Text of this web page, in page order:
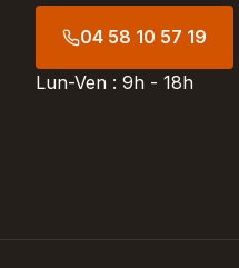
04 58 10 57 19
Lun-Ven : 9h - 18h